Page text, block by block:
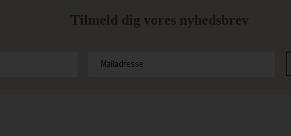
Tilmeld dig vores nyhedsbrev